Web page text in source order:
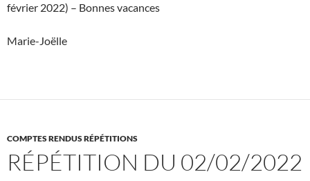
février 2022) – Bonnes vacances
Marie-Joëlle
COMPTES RENDUS RÉPÉTITIONS
RÉPÉTITION DU 02/02/2022